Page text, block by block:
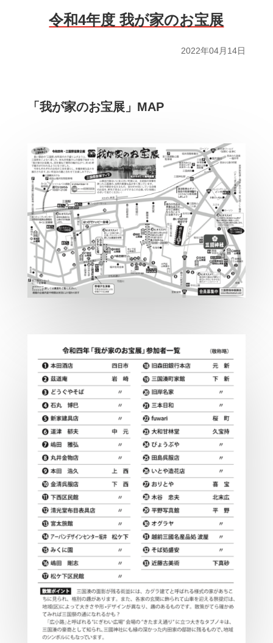
令和4年度 我が家のお宝展
2022年04月14日
「我が家のお宝展」MAP